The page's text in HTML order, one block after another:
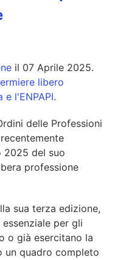
il 07 Aprile 2025.
libero
l'ENPAPI.
delle Professioni
2025 del suo
professione
sua terza edizione,
per gli
o già esercitano la
un quadro completo